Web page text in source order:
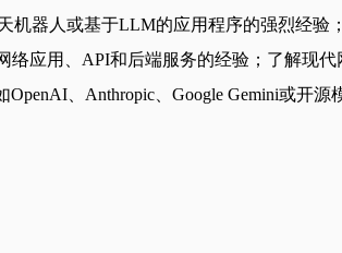
器人或基于LLM的应用程序的强烈经验
络应用、API和后端服务的经验；了解现
、Anthropic、Google Gemini或开